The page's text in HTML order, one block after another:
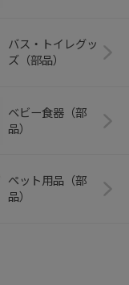
バス・トイレグッ
ズ（部品）
ベビー食器（部
品）
ペット用品（部
品）